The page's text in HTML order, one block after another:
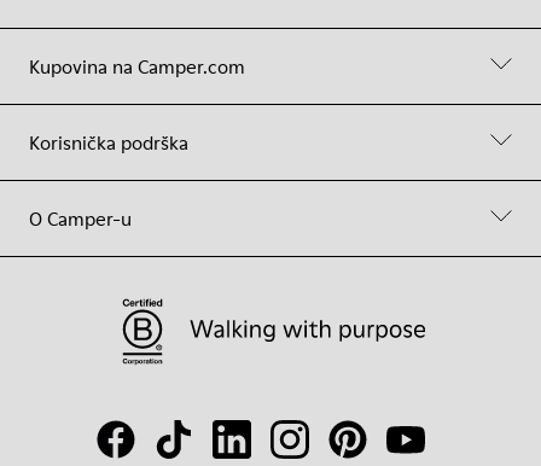
Kupovina na Camper.com
Korisnička podrška
O Camper-u